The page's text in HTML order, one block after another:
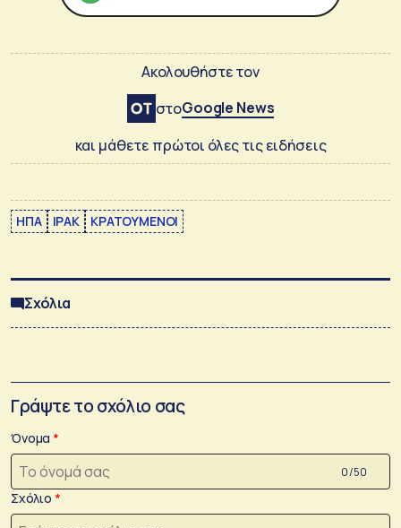
Ακολουθήστε τον
στοGoogle News
και μάθετε πρώτοι όλες τις ειδήσεις
ΗΠΑ ΙΡΑΚ ΚΡΑΤΟΥΜΕΝΟΙ
Σχόλια
Γράψτε το σχόλιο σας
Όνομα
0 /50
Σχόλιο